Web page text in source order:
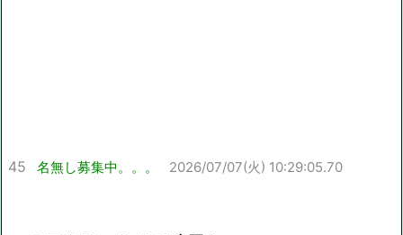
45 名無し募集中。。。 2026/07/07(火) 10:29:05.70